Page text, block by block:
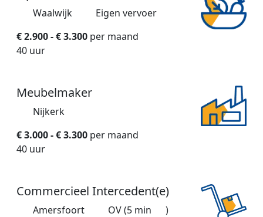
Waalwijk
Eigen vervoer
€ 2.900 - € 3.300 per maand
40 uur
Meubelmaker
Nijkerk
€ 3.000 - € 3.300 per maand
40 uur
Commercieel Intercedent(e)
Amersfoort OV (5 min
)